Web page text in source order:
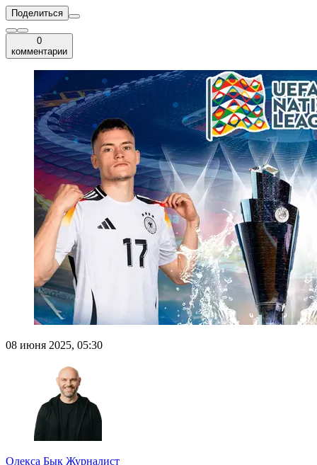
Поделиться
0
комментарии
08 июня 2025, 05:30
Олекса Бык Журналист